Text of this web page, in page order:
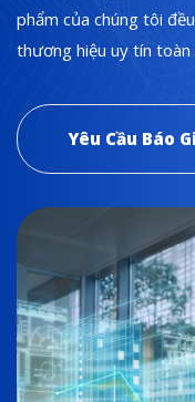
phẩm của chúng tôi
thương hiệu uy tín toàn
Yêu Cầu Báo